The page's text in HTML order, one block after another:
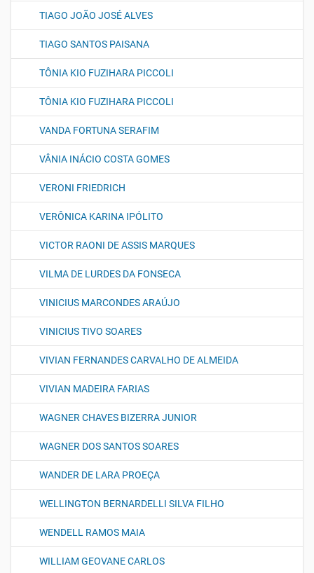
TIAGO JOÃO JOSÉ ALVES
TIAGO SANTOS PAISANA
TÔNIA KIO FUZIHARA PICCOLI
TÔNIA KIO FUZIHARA PICCOLI
VANDA FORTUNA SERAFIM
VÂNIA INÁCIO COSTA GOMES
VERONI FRIEDRICH
VERÔNICA KARINA IPÓLITO
VICTOR RAONI DE ASSIS MARQUES
VILMA DE LURDES DA FONSECA
VINICIUS MARCONDES ARAÚJO
VINICIUS TIVO SOARES
VIVIAN FERNANDES CARVALHO DE ALMEIDA
VIVIAN MADEIRA FARIAS
WAGNER CHAVES BIZERRA JUNIOR
WAGNER DOS SANTOS SOARES
WANDER DE LARA PROEÇA
WELLINGTON BERNARDELLI SILVA FILHO
WENDELL RAMOS MAIA
WILLIAM GEOVANE CARLOS